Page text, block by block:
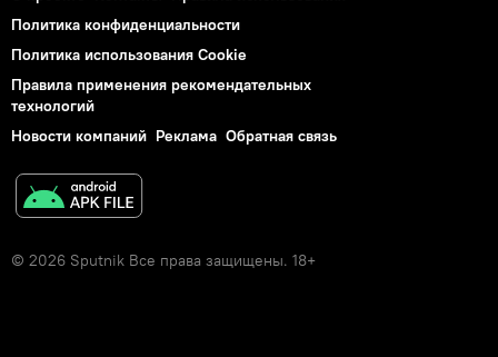
Политика конфиденциальности
Политика использования Cookie
Правила применения рекомендательных
технологий
Новости компаний Реклама Обратная связь
© 2026 Sputnik Все права защищены. 18+